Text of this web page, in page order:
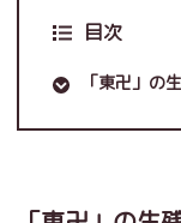
目次
「東卍」の